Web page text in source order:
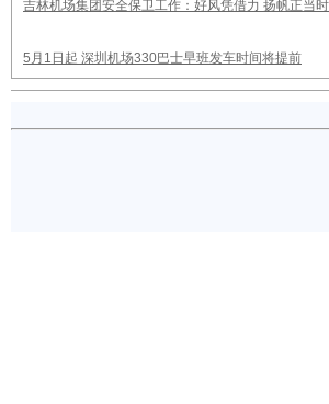
吉林机场集团安全保卫工作：好风凭借力 扬帆正当时
5月1日起 深圳机场330巴士早班发车时间将提前